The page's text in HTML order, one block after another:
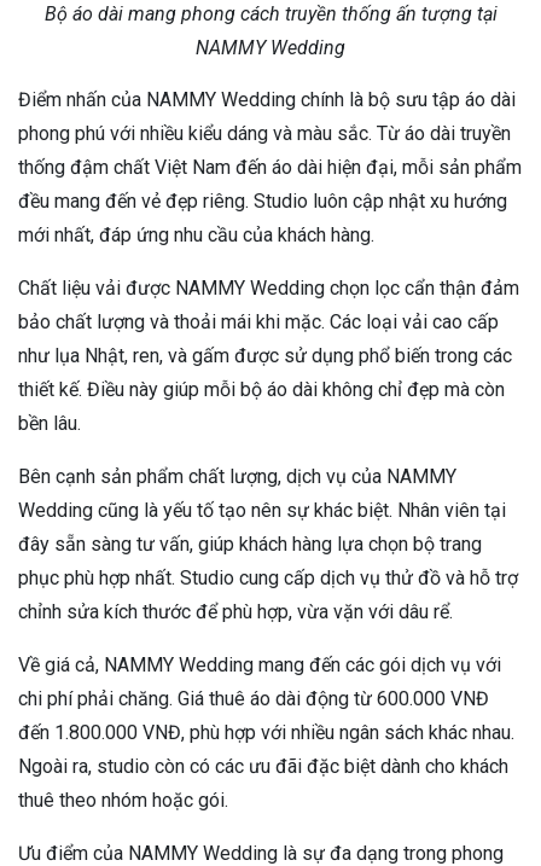
Bộ áo dài mang phong cách truyền thống ấn tượng tại
NAMMY Wedding
Điểm nhấn của NAMMY Wedding chính là bộ sưu tập áo dài
phong phú với nhiều kiểu dáng và màu sắc. Từ áo dài truyền
thống đậm chất Việt Nam đến áo dài hiện đại, mỗi sản phẩm
đều mang đến vẻ đẹp riêng. Studio luôn cập nhật xu hướng
mới nhất, đáp ứng nhu cầu của khách hàng.
Chất liệu vải được NAMMY Wedding chọn lọc cẩn thận đảm
bảo chất lượng và thoải mái khi mặc. Các loại vải cao cấp
như lụa Nhật, ren, và gấm được sử dụng phổ biến trong các
thiết kế. Điều này giúp mỗi bộ áo dài không chỉ đẹp mà còn
bền lâu.
Bên cạnh sản phẩm chất lượng, dịch vụ của NAMMY
Wedding cũng là yếu tố tạo nên sự khác biệt. Nhân viên tại
đây sẵn sàng tư vấn, giúp khách hàng lựa chọn bộ trang
phục phù hợp nhất. Studio cung cấp dịch vụ thử đồ và hỗ trợ
chỉnh sửa kích thước để phù hợp, vừa vặn với dâu rể.
Về giá cả, NAMMY Wedding mang đến các gói dịch vụ với
chi phí phải chăng. Giá thuê áo dài động từ 600.000 VNĐ
đến 1.800.000 VNĐ, phù hợp với nhiều ngân sách khác nhau.
Ngoài ra, studio còn có các ưu đãi đặc biệt dành cho khách
thuê theo nhóm hoặc gói.
Ưu điểm của NAMMY Wedding là sự đa dạng trong phong